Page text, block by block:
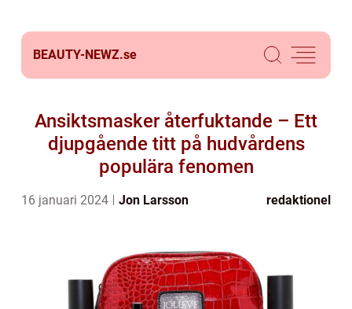
BEAUTY-NEWZ.se
Ansiktsmasker återfuktande – Ett
djupgående titt på hudvårdens
populära fenomen
16 januari 2024 Jon Larsson redaktionel